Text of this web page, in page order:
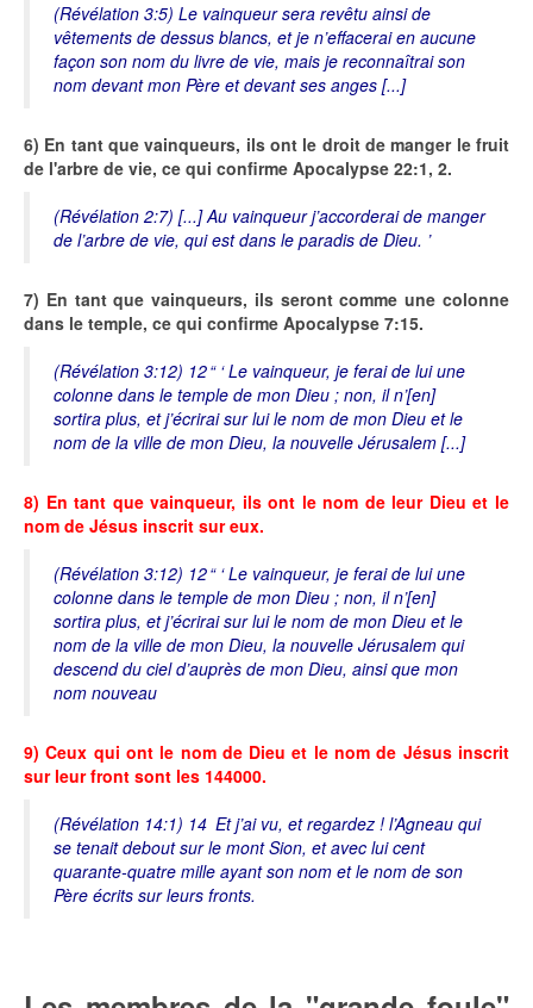
(Révélation 3:5) Le vainqueur sera revêtu ainsi de
vêtements de dessus blancs, et je n’effacerai en aucune
façon son nom du livre de vie, mais je reconnaîtrai son
nom devant mon Père et devant ses anges [...]
6) En tant que vainqueurs, ils ont le droit de manger le fruit
de l'arbre de vie, ce qui confirme Apocalypse 22:1, 2.
(Révélation 2:7) [...] Au vainqueur j’accorderai de manger
de l’arbre de vie, qui est dans le paradis de Dieu. ’
7) En tant que vainqueurs, ils seront comme une colonne
dans le temple, ce qui confirme Apocalypse 7:15.
(Révélation 3:12) 12 “ ‘ Le vainqueur, je ferai de lui une
colonne dans le temple de mon Dieu ; non, il n’[en]
sortira plus, et j’écrirai sur lui le nom de mon Dieu et le
nom de la ville de mon Dieu, la nouvelle Jérusalem [...]
8) En tant que vainqueur, ils ont le nom de leur Dieu et le
nom de Jésus inscrit sur eux.
(Révélation 3:12) 12 “ ‘ Le vainqueur, je ferai de lui une
colonne dans le temple de mon Dieu ; non, il n’[en]
sortira plus, et j’écrirai sur lui le nom de mon Dieu et le
nom de la ville de mon Dieu, la nouvelle Jérusalem qui
descend du ciel d’auprès de mon Dieu, ainsi que mon
nom nouveau
9) Ceux qui ont le nom de Dieu et le nom de Jésus inscrit
sur leur front sont les 144000.
(Révélation 14:1) 14 Et j’ai vu, et regardez ! l’Agneau qui
se tenait debout sur le mont Sion, et avec lui cent
quarante-quatre mille ayant son nom et le nom de son
Père écrits sur leurs fronts.